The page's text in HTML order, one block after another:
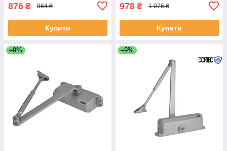
876 ₴ 964 ₴
Купити
978 ₴ 1 076 ₴
Купити
–9% –9%